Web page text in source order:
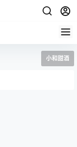
小和甜酒